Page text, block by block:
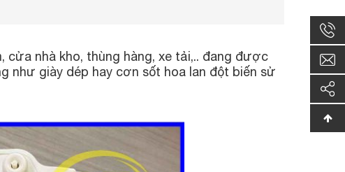
cửa nhà kho, thùng hàng, xe tải,.. đang được
như giày dép hay cơn sốt hoa lan đột biến sử